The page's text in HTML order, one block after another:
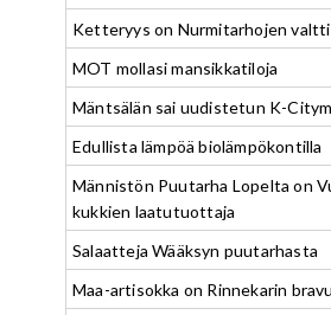
Ketteryys on Nurmitarhojen valtti
MOT mollasi mansikkatiloja
Mäntsälän sai uudistetun K-
Edullista lämpöä biolämpökontilla
Männistön Puutarha Lopelta on
kukkien laatutuottaja
Salaatteja Wääksyn puutarhasta
Maa-artisokka on Rinnekarin